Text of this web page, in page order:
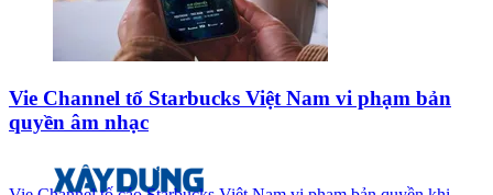
Vie Channel tố Starbucks Việt Nam vi phạm bản
quyền âm nhạc